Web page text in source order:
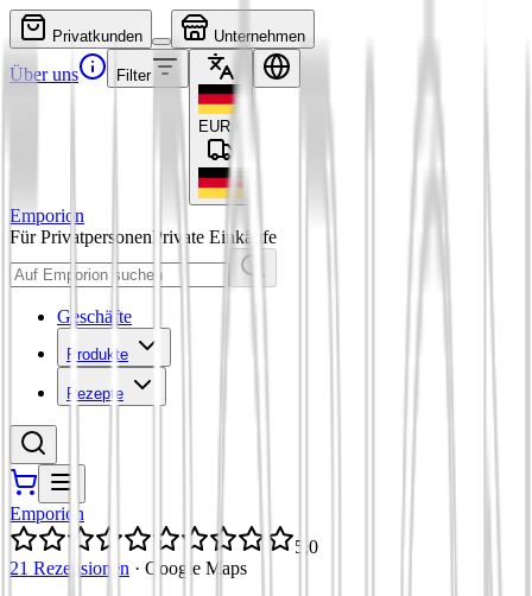
Privatkunden Unternehmen
Über uns Filter
EUR
Emporion
Für PrivatpersonenPrivate Einkäufe
Geschäfte
Produkte
Rezepte
Emporion
5,0
21 Rezensionen · Google Maps